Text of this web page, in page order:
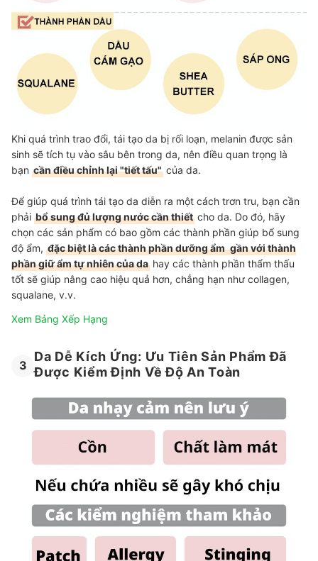
Khi quá trình trao đổi, tái tạo da bị rối loạn, melanin được sản
sinh sẽ tích tụ vào sâu bên trong da, nên điều quan trọng là
bạn cần điều chỉnh lại "tiết tấu" của da.
Để giúp quá trình tái tạo da diễn ra một cách trơn tru, bạn cần
phải bổ sung đủ lượng nước cần thiết cho da. Do đó, hãy
chọn các sản phẩm có bao gồm các thành phần giúp bổ sung
độ ẩm, đặc biệt là các thành phần dưỡng ẩm gần với thành
phần giữ ẩm tự nhiên của da hay các thành phần thẩm thấu
tốt sẽ giúp nâng cao hiệu quả hơn, chẳng hạn như collagen,
squalane, v.v.
Xem Bảng Xếp Hạng
3
Da Dễ Kích Ứng: Ưu Tiên Sản Phẩm Đã
Được Kiểm Định Về Độ An Toàn